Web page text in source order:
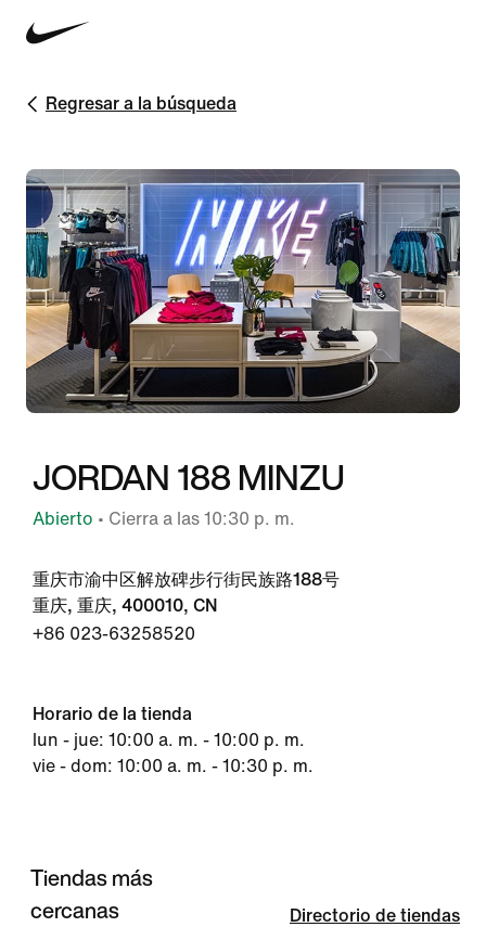
Regresar a la búsqueda
JORDAN 188 MINZU
Abierto • Cierra a las 10:30 p. m.
重庆市渝中区解放碑步行街民族路188号
重庆, 重庆, 400010, CN
+86 023-63258520
Horario de la tienda
lun - jue: 10:00 a. m. - 10:00 p. m.
vie - dom: 10:00 a. m. - 10:30 p. m.
Tiendas más
cercanas
Directorio de tiendas